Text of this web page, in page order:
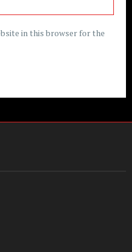
in this browser for the